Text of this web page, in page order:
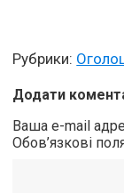
Рубрики:
Додати
Ваша e-mail
Обов’язкові